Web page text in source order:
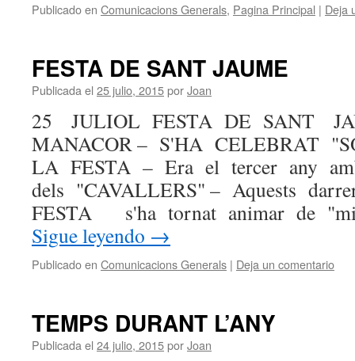
Publicado en Comunicacions Generals, Pagina Principal | Deja
FESTA DE SANT JAUME
Publicada el 25 julio, 2015porJoan
25 JULIOL FESTA DE SANT
MANACOR – S'HA CELEBRAT
LA FESTA – Era el tercer any
dels "CAVALLERS" – Aquests
FESTA s'ha tornat animar de
Sigue leyendo →
Publicado en Comunicacions Generals | Deja un comentario
TEMPS DURANT L’ANY
Publicada el 24 julio, 2015porJoan